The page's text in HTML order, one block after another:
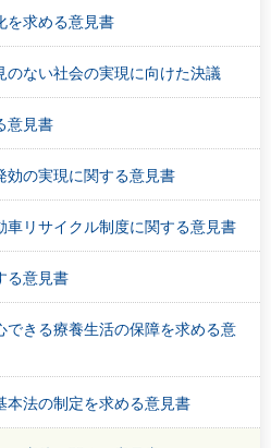
を求める意見書
のない社会の実現に向けた決議
意見書
効の実現に関する意見書
車リサイクル制度に関する意見書
る意見書
できる療養生活の保障を求める意
本法の制定を求める意見書